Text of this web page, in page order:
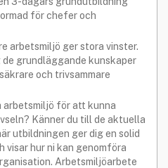
för chefer och
arbetsmiljö ger stora vinster.
de grundläggande kunskaper
och trivsammare
arbetsmiljö för att kunna
Känner du till de aktuella
utbildningen ger dig en solid
visar hur ni kan genomföra
Arbetsmiljöarbete